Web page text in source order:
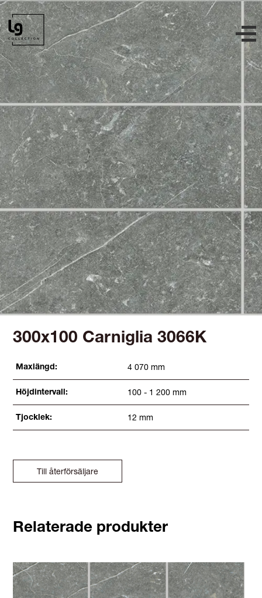
300x100 Carniglia 3066K
Maxlängd: 4 070 mm
Höjdintervall: 100 - 1 200 mm
Tjocklek: 12 mm
Till återförsäljare
Relaterade produkter